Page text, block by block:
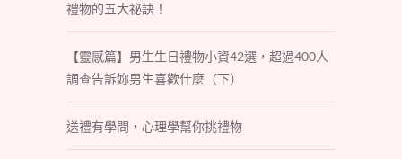
禮物的五大祕訣！
【靈感篇】男生生日禮物小資42選，超過400人
調查告訴妳男生喜歡什麼（下）
送禮有學問，心理學幫你挑禮物